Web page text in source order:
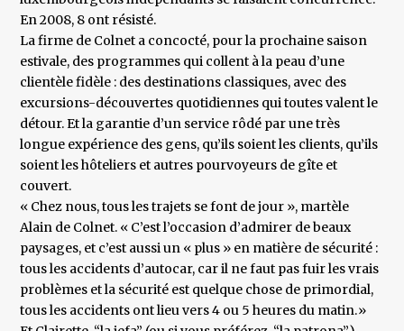
En 2008, 8 ont résisté.
La firme de Colnet a concocté, pour la prochaine saison
estivale, des programmes qui collent à la peau d’une
clientèle fidèle : des destinations classiques, avec des
excursions-découvertes quotidiennes qui toutes valent le
détour. Et la garantie d’un service rôdé par une très
longue expérience des gens, qu’ils soient les clients, qu’ils
soient les hôteliers et autres pourvoyeurs de gîte et
couvert.
« Chez nous, tous les trajets se font de jour », martèle
Alain de Colnet. « C’est l’occasion d’admirer de beaux
paysages, et c’est aussi un « plus » en matière de sécurité :
tous les accidents d’autocar, car il ne faut pas fuir les vrais
problèmes et la sécurité est quelque chose de primordial,
tous les accidents ont lieu vers 4 ou 5 heures du matin.»